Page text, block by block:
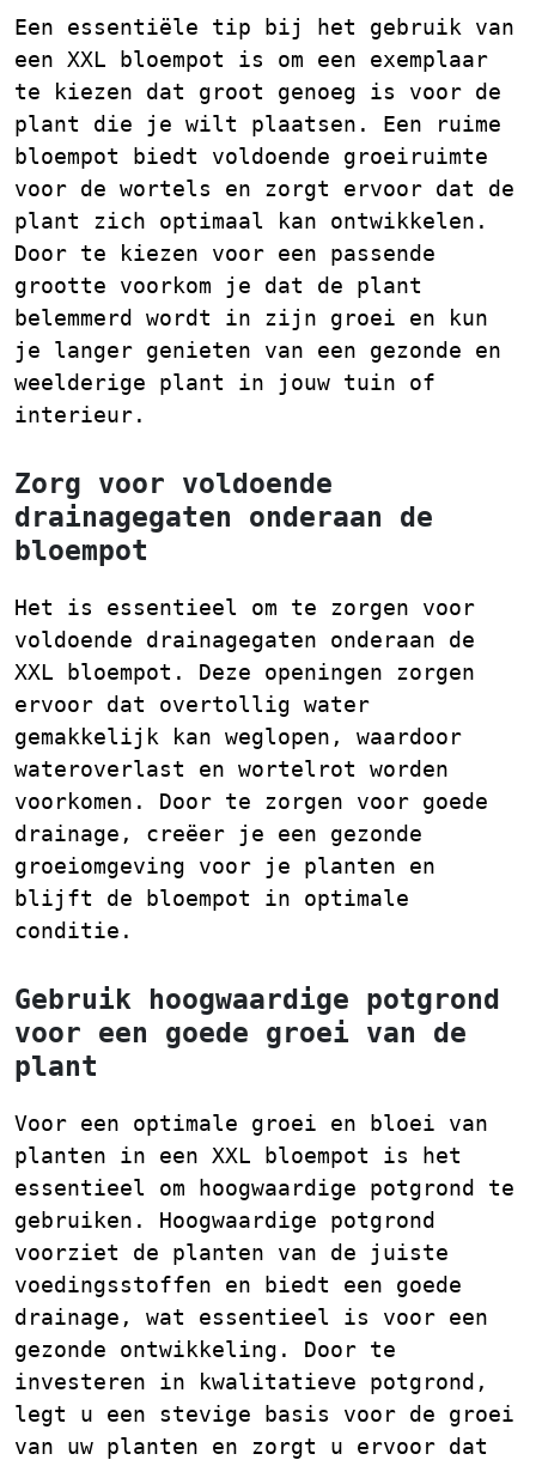
Een essentiële tip bij het gebruik van
een XXL bloempot is om een exemplaar
te kiezen dat groot genoeg is voor de
plant die je wilt plaatsen. Een ruime
bloempot biedt voldoende groeiruimte
voor de wortels en zorgt ervoor dat de
plant zich optimaal kan ontwikkelen.
Door te kiezen voor een passende
grootte voorkom je dat de plant
belemmerd wordt in zijn groei en kun
je langer genieten van een gezonde en
weelderige plant in jouw tuin of
interieur.
Zorg voor voldoende
drainagegaten onderaan de
bloempot
Het is essentieel om te zorgen voor
voldoende drainagegaten onderaan de
XXL bloempot. Deze openingen zorgen
ervoor dat overtollig water
gemakkelijk kan weglopen, waardoor
wateroverlast en wortelrot worden
voorkomen. Door te zorgen voor goede
drainage, creëer je een gezonde
groeiomgeving voor je planten en
blijft de bloempot in optimale
conditie.
Gebruik hoogwaardige potgrond
voor een goede groei van de
plant
Voor een optimale groei en bloei van
planten in een XXL bloempot is het
essentieel om hoogwaardige potgrond te
gebruiken. Hoogwaardige potgrond
voorziet de planten van de juiste
voedingsstoffen en biedt een goede
drainage, wat essentieel is voor een
gezonde ontwikkeling. Door te
investeren in kwalitatieve potgrond,
legt u een stevige basis voor de groei
van uw planten en zorgt u ervoor dat